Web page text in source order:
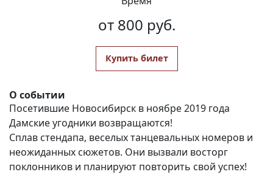
от 800 руб.
Купить билет
О событии
Посетившие Новосибирск в ноябре 2019 года
Дамские угодники возвращаются!
Сплав стендапа, веселых танцевальных номеров и
неожиданных сюжетов. Они вызвали восторг
поклонников и планируют повторить свой успех!